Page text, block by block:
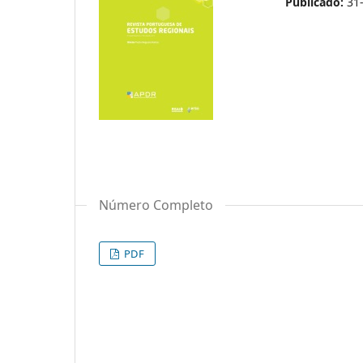
Número Completo
PDF